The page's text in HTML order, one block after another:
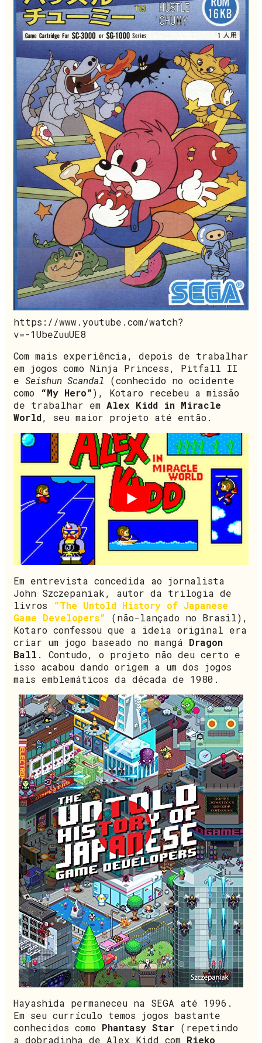
https://www.youtube.com/watch?
v=-1UbeZuuUE8
Com mais experiência, depois de trabalhar
em jogos como Ninja Princess, Pitfall II
e Seishun Scandal (conhecido no ocidente
como
“My Hero”), Kotaro recebeu a missão
de trabalhar em Alex Kidd in Miracle
World, seu maior projeto até então.
Em entrevista concedida ao jornalista
John Szczepaniak, autor da trilogia de
livros
“The Untold History of Japanese
Game Developers” (não-lançado no Brasil),
Kotaro confessou que a ideia original era
criar um jogo baseado no mangá Dragon
Ball . Contudo, o projeto não deu certo e
isso acabou dando origem a um dos jogos
mais emblemáticos da década de 1980.
Hayashida permaneceu na SEGA até 1996.
Em seu currículo temos jogos bastante
conhecidos como Phantasy Star (repetindo
a dobradinha de Alex Kidd com Rieko